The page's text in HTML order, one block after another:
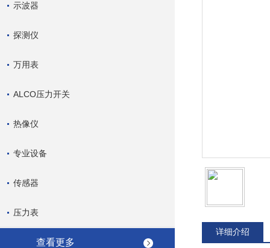
示波器
探测仪
万用表
ALCO压力开关
热像仪
专业设备
传感器
压力表
查看更多
详细介绍